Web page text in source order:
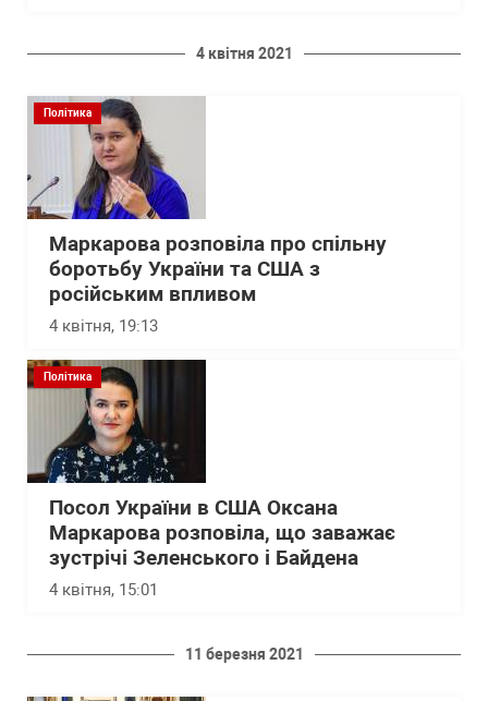
4 квітня 2021
Політика
Маркарова розповіла про спільну
боротьбу України та США з
російським впливом
4 квітня, 19:13
Політика
Посол України в США Оксана
Маркарова розповіла, що заважає
зустрічі Зеленського і Байдена
4 квітня, 15:01
11 березня 2021